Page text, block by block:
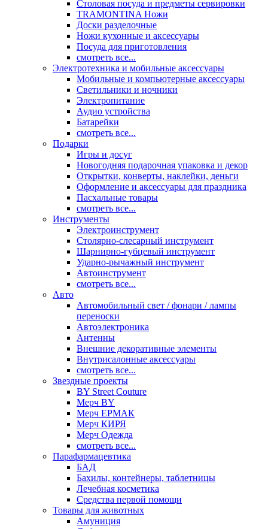
Столовая посуда и предметы сервировки
TRAMONTINA Ножи
Доски разделочные
Ножи кухонные и аксессуары
Посуда для приготовления
смотреть все...
Электротехника и мобильные аксессуары
Мобильные и компьютерные аксессуары
Светильники и ночники
Электропитание
Аудио устройства
Батарейки
смотреть все...
Подарки
Игры и досуг
Новогодняя подарочная упаковка и декор
Открытки, конверты, наклейки, деньги
Оформление и аксессуары для праздника
Пасхальные товары
смотреть все...
Инструменты
Электроинструмент
Столярно-слесарный инструмент
Шарнирно-губцевый инструмент
Ударно-рычажный инструмент
Автоинструмент
смотреть все...
Авто
Автомобильный свет / фонари / лампы
переноски
Автоэлектроника
Антенны
Внешние декоративные элементы
Внутрисалонные аксессуары
смотреть все...
Звездные проекты
BY Street Couture
Мерч BY
Мерч ЕРМАК
Мерч КИРЯ
Мерч Одежда
смотреть все...
Парафармацевтика
БАД
Бахилы, контейнеры, таблетницы
Лечебная косметика
Средства первой помощи
Товары для животных
Амуниция